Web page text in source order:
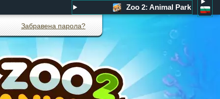
Zoo 2: Animal Park
Забравена парола?